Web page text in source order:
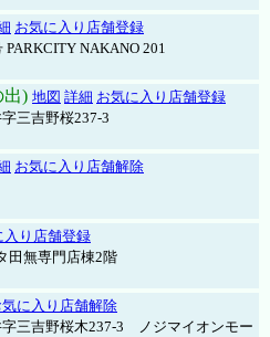
お気に入り店舗登録
NAKANO 201
出) 地図 詳細 お気に入り店舗登録
三吉野桜237-3
お気に入り店舗解除
入り店舗登録
田無専門店棟2階
気に入り店舗解除
三吉野桜木237-3 ノジマイオンモー